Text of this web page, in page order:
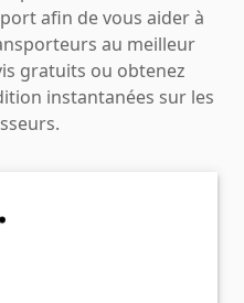
afin de vous aider à
au meilleur
gratuits ou obtenez
instantanées sur les